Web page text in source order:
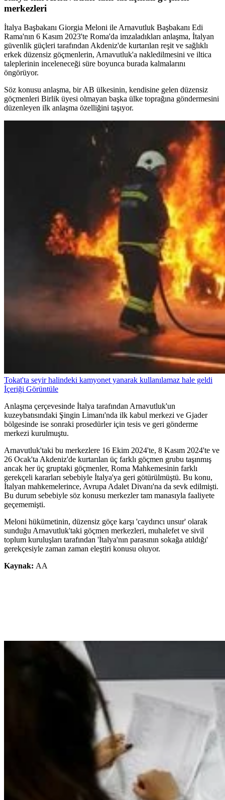
merkezleri
İtalya Başbakanı Giorgia Meloni ile Arnavutluk Başbakanı Edi
Rama'nın 6 Kasım 2023'te Roma'da imzaladıkları anlaşma, İtalyan
güvenlik güçleri tarafından Akdeniz'de kurtarılan reşit ve sağlıklı
erkek düzensiz göçmenlerin, Arnavutluk'a nakledilmesini ve iltica
taleplerinin inceleneceği süre boyunca burada kalmalarını
öngörüyor.
Söz konusu anlaşma, bir AB ülkesinin, kendisine gelen düzensiz
göçmenleri Birlik üyesi olmayan başka ülke toprağına göndermesini
düzenleyen ilk anlaşma özelliğini taşıyor.
Tokat'ta seyir halindeki kamyonet yanarak kullanılamaz hale geldi
İçeriği Görüntüle
Anlaşma çerçevesinde İtalya tarafından Arnavutluk'un
kuzeybatısındaki Şingin Limanı'nda ilk kabul merkezi ve Gjader
bölgesinde ise sonraki prosedürler için tesis ve geri gönderme
merkezi kurulmuştu.
Arnavutluk'taki bu merkezlere 16 Ekim 2024'te, 8 Kasım 2024'te ve
26 Ocak'ta Akdeniz'de kurtarılan üç farklı göçmen grubu taşınmış
ancak her üç gruptaki göçmenler, Roma Mahkemesinin farklı
gerekçeli kararları sebebiyle İtalya'ya geri götürülmüştü. Bu konu,
İtalyan mahkemelerince, Avrupa Adalet Divanı'na da sevk edilmişti.
Bu durum sebebiyle söz konusu merkezler tam manasıyla faaliyete
geçememişti.
Meloni hükümetinin, düzensiz göçe karşı 'caydırıcı unsur' olarak
sunduğu Arnavutluk'taki göçmen merkezleri, muhalefet ve sivil
toplum kuruluşları tarafından 'İtalya'nın parasının sokağa atıldığı'
gerekçesiyle zaman zaman eleştiri konusu oluyor.
Kaynak: AA